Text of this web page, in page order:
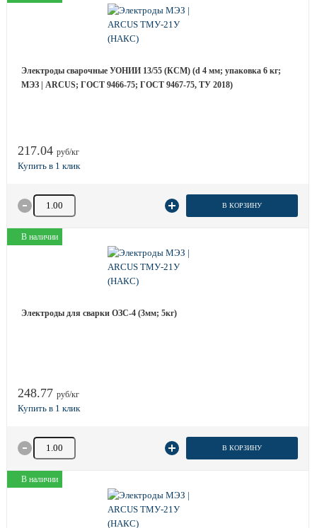
Электроды сварочные УОНИИ 13/55 (КСМ) (d 4 мм; упаковка 6 кг;
МЭЗ | ARCUS; ГОСТ 9466-75; ГОСТ 9467-75, ТУ 2018)
217.04 руб/кг
Количество товара В КОРЗИНУ
В наличии
Электроды для сварки ОЗС-4 (3мм; 5кг)
248.77 руб/кг
Количество товара В КОРЗИНУ
В наличии